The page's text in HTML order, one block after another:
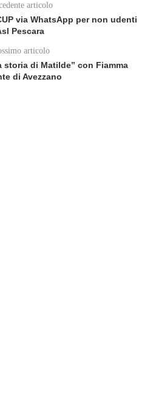
articolo
via WhatsApp per non udenti
Pescara
articolo
storia di Matilde” con Fiamma
di Avezzano